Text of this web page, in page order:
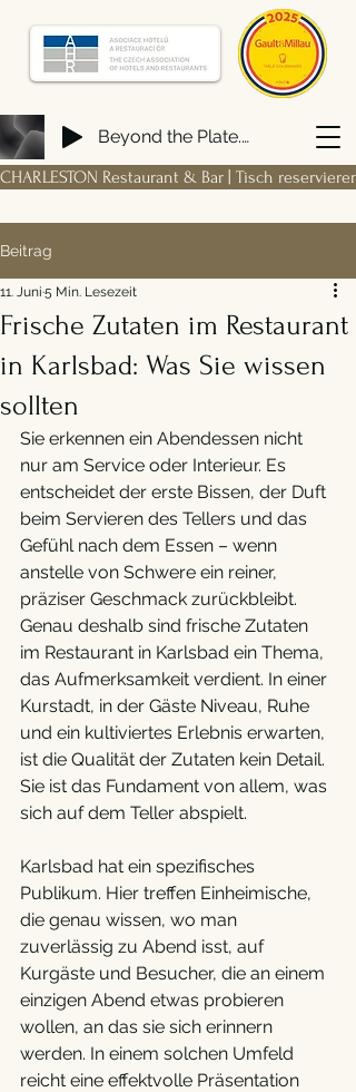
CHARLESTON Restaurant & Bar | Tisch
Beyond the Plate. Building a FIRM Hospitality Ecosystem from Scratch
Beitrag
Frische Zutaten im Restaurant
in Karlsbad: Was Sie wissen
sollten
11. Juni 5 Min. Lesezeit
Sie erkennen ein Abendessen nicht
nur am Service oder Interieur. Es
entscheidet der erste Bissen, der Duft
beim Servieren des Tellers und das
Gefühl nach dem Essen – wenn
anstelle von Schwere ein reiner,
präziser Geschmack zurückbleibt.
Genau deshalb sind frische Zutaten
im Restaurant in Karlsbad ein Thema,
das Aufmerksamkeit verdient. In einer
Kurstadt, in der Gäste Niveau, Ruhe
und ein kultiviertes Erlebnis erwarten,
ist die Qualität der Zutaten kein Detail.
Sie ist das Fundament von allem, was
sich auf dem Teller abspielt.
Karlsbad hat ein spezifisches
Publikum. Hier treffen Einheimische,
die genau wissen, wo man
zuverlässig zu Abend isst, auf
Kurgäste und Besucher, die an einem
einzigen Abend etwas probieren
wollen, an das sie sich erinnern
werden. In einem solchen Umfeld
reicht eine effektvolle Präsentation